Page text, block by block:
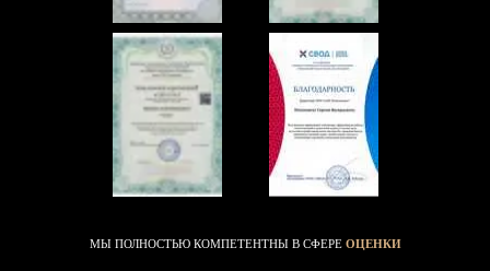
МЫ ПОЛНОСТЬЮ КОМПЕТЕНТНЫ В СФЕРЕ ОЦЕНКИ